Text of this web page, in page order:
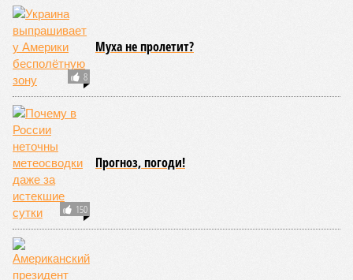
– Вероятно, в случае разрыва концессии Пашинян со
своими европейскими партнёрами могут
инициировать новый проект на территории Армении
подобно трамповскому TRIPP, где будет создана
европейская концессия для управления путями, а
доходы от эксплуатации путей будут делиться плюс-
минус в таком же соотношении, как с американцами
(74% – Вашингтону, 26% – Еревану).
Мирослава Регинская, публицист
– Довольно вероятным представляется вариант
развития событий, при котором после ухода РЖД
железные дороги Армении быстро обретут другого
спонсора. Вряд ли Пашинян стал бы провоцировать
РЖД совсем без гарантий. В сущности, это очередной
и привычный уже «слив» России бывшими союзниками.